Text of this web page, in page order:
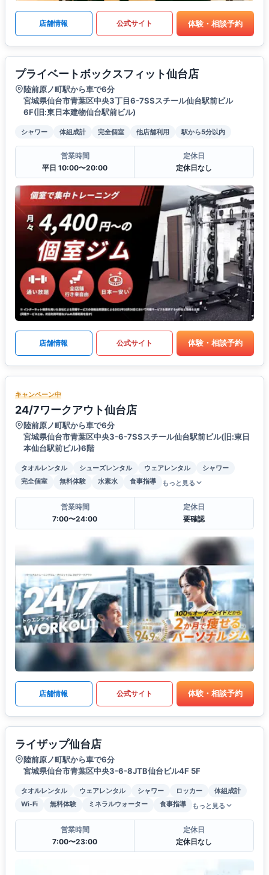
店舗情報 公式サイト 体験・相談予約
プライベートボックスフィット仙台店
陸前原ノ町駅から車で6分
宮城県仙台市青葉区中央3丁目6-7SSスチール仙台駅前ビル
6F(旧:東日本建物仙台駅前ビル)
シャワー 体組成計 完全個室 他店舗利用 駅から5分以内
営業時間
平日 10:00〜20:00
定休日
定休日なし
店舗情報 公式サイト 体験・相談予約
キャンペーン中
24/7ワークアウト仙台店
陸前原ノ町駅から車で6分
宮城県仙台市青葉区中央3-6-7SSスチール仙台駅前ビル(旧:東日
本仙台駅前ビル)6階
タオルレンタル シューズレンタル ウェアレンタル
シャワー
完全個室
無料体験 水素水 食事指導 もっと見る
営業時間
7:00〜24:00
定休日
要確認
店舗情報 公式サイト 体験・相談予約
ライザップ仙台店
陸前原ノ町駅から車で6分
宮城県仙台市青葉区中央3-6-8JTB仙台ビル4F 5F
タオルレンタル ウェアレンタル シャワー ロッカー
体組成計
Wi-Fi
無料体験 ミネラルウォーター 食事指導 もっと見る
営業時間
7:00〜23:00
定休日
定休日なし